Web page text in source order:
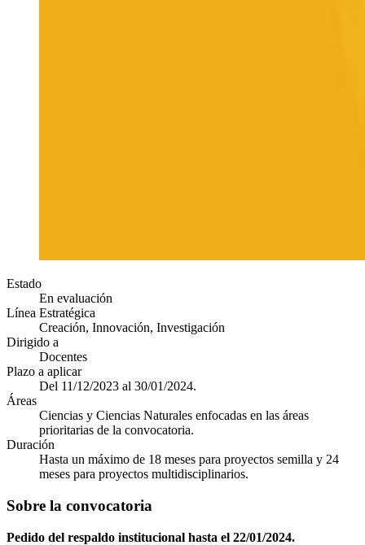
Estado
En evaluación
Línea Estratégica
Creación, Innovación, Investigación
Dirigido a
Docentes
Plazo a aplicar
Del 11/12/2023 al 30/01/2024.
Áreas
Ciencias y Ciencias Naturales enfocadas en las áreas
prioritarias de la convocatoria.
Duración
Hasta un máximo de 18 meses para proyectos semilla y 24
meses para proyectos multidisciplinarios.
Sobre la convocatoria
Pedido del respaldo institucional hasta el 22/01/2024.